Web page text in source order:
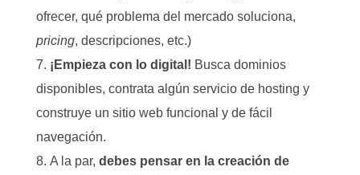
ofrecer, qué problema del mercado soluciona,
pricing, descripciones, etc.)
¡Empieza con lo digital! Busca dominios
disponibles, contrata algún servicio de hosting y
construye un sitio web funcional y de fácil
navegación.
A la par, debes pensar en la creación de